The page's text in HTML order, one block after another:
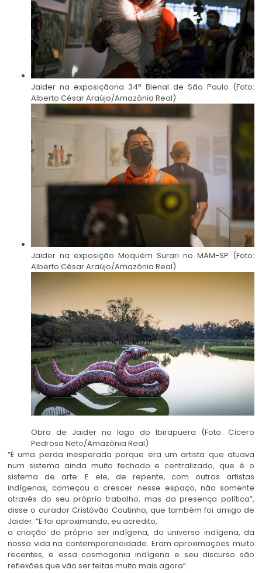
Jaider na exposiçãona 34ª Bienal de São Paulo (Foto:
Alberto César Araújo/Amazônia Real)
Jaider na exposição Moquém Surari no MAM-SP (Foto:
Alberto César Araújo/Amazônia Real)
Obra de Jaider no lago do Ibirapuera (Foto: Cícero
Pedrosa Neto/Amazônia Real)
“É uma perda inesperada porque era um artista que atuava
num sistema ainda muito fechado e centralizado, que é o
sistema de arte. E ele, de repente, com outros artistas
indígenas, começou a crescer nesse espaço, não somente
através do seu próprio trabalho, mas da presença política”,
disse o curador Cristóvão Coutinho, que também foi amigo de
Jaider. “E foi aproximando, eu acredito,
a criação do próprio ser indígena, do universo indígena, da
nossa vida na contemporaneidade. Eram aproximações muito
recentes, e essa cosmogonia indígena e seu discurso são
reflexões que vão ser feitas muito mais agora”.